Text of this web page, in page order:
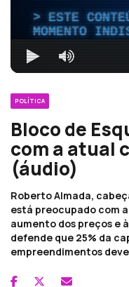
ESTE
MOMENTO
POLÍTICA
Bloco de
com a atual
(áudio)
Roberto Almada,
está preocupado com
aumento dos preços e
defende que 25% da
empreendimentos